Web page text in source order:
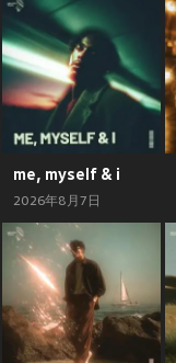
me, myself & i
2026年8月7日